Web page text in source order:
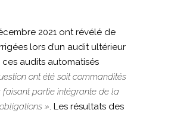
2021 ont révélé de
lors d’un audit ultérieur
audits automatisés
ont été soit commandités
faisant partie intégrante de la
». Les résultats des